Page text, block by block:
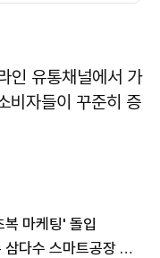
인 유통채널에서 가
비자들이 꾸준히 증
마케팅' 돌입
"1시간 만에 생수 7만개 생산"...제주 삼다수 스마트공장 가보니